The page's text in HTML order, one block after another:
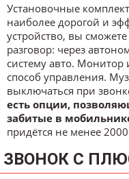
Установочные
наиболее дорогой и
устройство, вы
разговор: через
систему авто.
способ управления.
выключаться при
есть опции,
забитые в
придётся не менее
ЗВОНОК С